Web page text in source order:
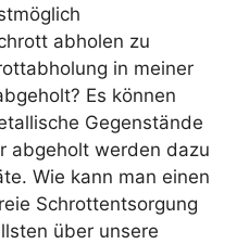
abholen zu
in meiner
Es können
Gegenstände
abgeholt werden dazu
Wie kann man einen
Schrottentsorgung
über unsere